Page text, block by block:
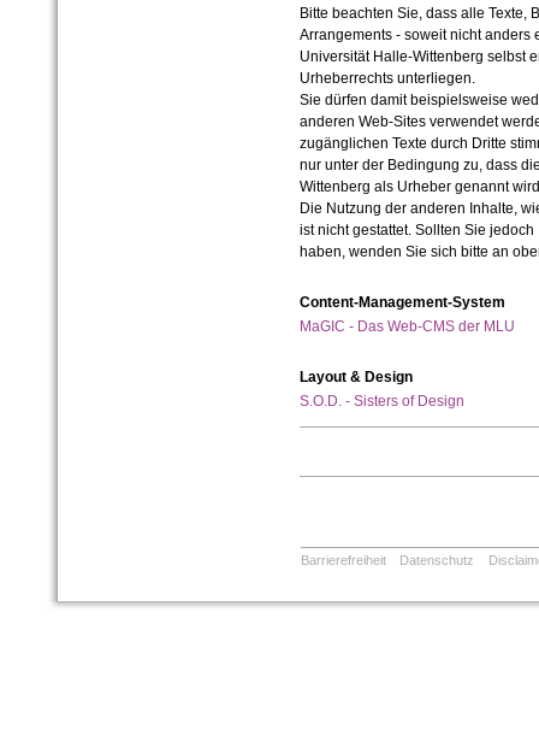
Bitte beachten Sie, dass alle Texte,
Arrangements - soweit nicht anders
Universität Halle-Wittenberg selbst
Urheberrechts unterliegen.
Sie dürfen damit beispielsweise
anderen Web-Sites verwendet
zugänglichen Texte durch Dritte
nur unter der Bedingung zu, dass
Wittenberg als Urheber genannt
Die Nutzung der anderen Inhalte,
ist nicht gestattet. Sollten Sie
haben, wenden Sie sich bitte an
Content-Management-System
MaGIC - Das Web-CMS der MLU
Layout & Design
S.O.D. - Sisters of Design
Barrierefreiheit Datenschutz